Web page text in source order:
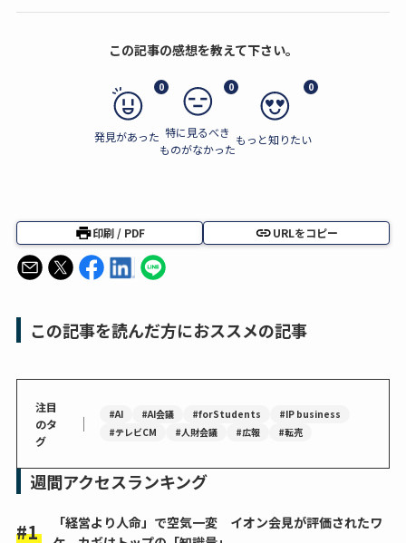
この記事の感想を教えて下さい。
0
発見があった
0
特に見るべき
ものがなかった
0
もっと知りたい
印刷 / PDF URLをコピー
この記事を読んだ方におススメの記事
注目
のタ
グ
｜ #AI #AI会議 #forStudents
#IP business
#テレビCM
#人財会議 #広報 #転売
週間アクセスランキング
「経営より人命」で空気一変 イオン会見が評価されたワ